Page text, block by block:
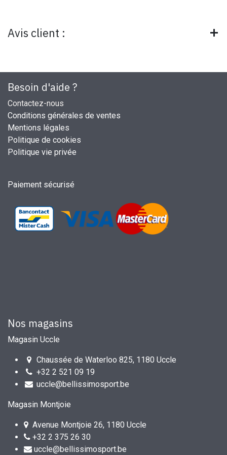
Avis client :
Besoin d'aide ?
Contactez-nous
Conditions générales de ventes
Mentions légales
Politique de cookies
Politique vie privée
Paiement sécurisé
Nos magasins
Magasin Uccle
Chaussée de Waterloo 825, 1180 Uccle
+32 2 521 09 19
uccle@bellissimosport.be
Magasin Montjoie
Avenue Montjoie 26, 1180 Uccle
+32 2 375 26 30
uccle@bellissimosport.be